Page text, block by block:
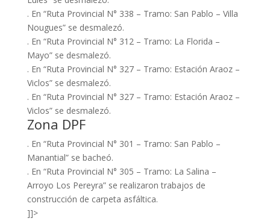
. En “Ruta Provincial N° 338 – Tramo: San Pablo – Villa
Nougues” se desmalezó.
. En “Ruta Provincial N° 312 – Tramo: La Florida –
Mayo” se desmalezó.
. En “Ruta Provincial N° 327 – Tramo: Estación Araoz –
Viclos” se desmalezó.
. En “Ruta Provincial N° 327 – Tramo: Estación Araoz –
Viclos” se desmalezó.
Zona DPF
. En “Ruta Provincial N° 301 – Tramo: San Pablo –
Manantial” se bacheó.
. En “Ruta Provincial N° 305 – Tramo: La Salina –
Arroyo Los Pereyra” se realizaron trabajos de
construcción de carpeta asfáltica.
]]>